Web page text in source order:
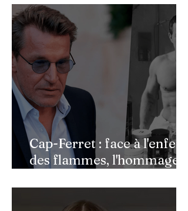
Cap-Ferret : face à l'enfer
des flammes, l'hommage
héros de l'ombre